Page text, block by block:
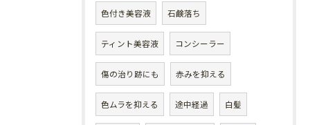
色付き美容液 石鹸落ち
ティント美容液 コンシーラー
傷の治り跡にも 赤みを抑える
色ムラを抑える 途中経過 白髪